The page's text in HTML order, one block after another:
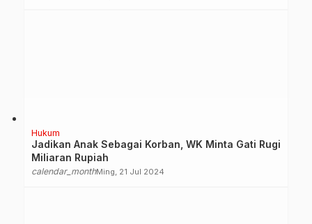
Hukum
Jadikan Anak Sebagai Korban, WK Minta Gati Rugi
Miliaran Rupiah
calendar_monthMing, 21 Jul 2024